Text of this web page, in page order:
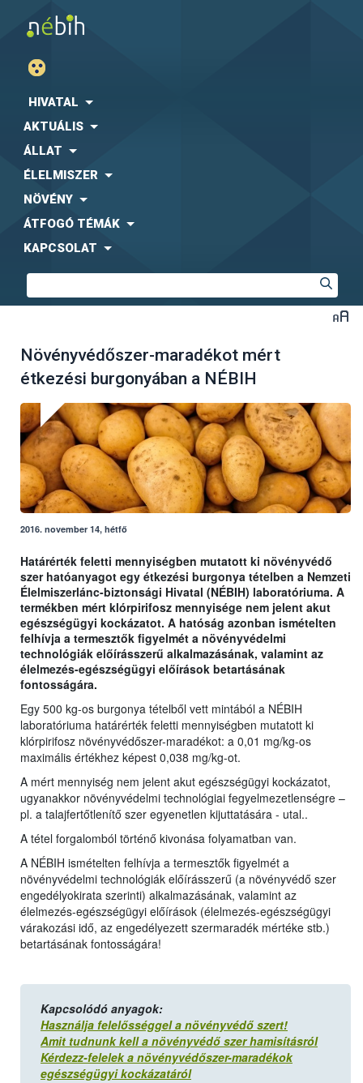
HIVATAL
AKTUÁLIS
ÁLLAT
ÉLELMISZER
NÖVÉNY
ÁTFOGÓ TÉMÁK
KAPCSOLAT
Növényvédőszer-maradékot mért
étkezési burgonyában a NÉBIH
2016. november 14, hétfő
Határérték feletti mennyiségben mutatott ki növényvédő
szer hatóanyagot egy étkezési burgonya tételben a Nemzeti
Élelmiszerlánc-biztonsági Hivatal (NÉBIH) laboratóriuma. A
termékben mért klórpirifosz mennyisége nem jelent akut
egészségügyi kockázatot. A hatóság azonban ismételten
felhívja a termesztők figyelmét a növényvédelmi
technológiák előírásszerű alkalmazásának, valamint az
élelmezés-egészségügyi előírások betartásának
fontosságára.
Egy 500 kg-os burgonya tételből vett mintából a NÉBIH
laboratóriuma határérték feletti mennyiségben mutatott ki
klórpirifosz növényvédőszer-maradékot: a 0,01 mg/kg-os
maximális értékhez képest 0,038 mg/kg-ot.
A mért mennyiség nem jelent akut egészségügyi kockázatot,
ugyanakkor növényvédelmi technológiai fegyelmezetlenségre –
pl. a talajfertőtlenítő szer egyenetlen kijuttatására - utal..
A tétel forgalomból történő kivonása folyamatban van.
A NÉBIH ismételten felhívja a termesztők figyelmét a
növényvédelmi technológiák előírásszerű (a növényvédő szer
engedélyokirata szerinti) alkalmazásának, valamint az
élelmezés-egészségügyi előírások (élelmezés-egészségügyi
várakozási idő, az engedélyezett szermaradék mértéke stb.)
betartásának fontosságára!
Kapcsolódó anyagok:
Használja felelősséggel a növényvédő szert!
Amit tudnunk kell a növényvédő szer hamisításról
Kérdezz-felelek a növényvédőszer-maradékok
egészségügyi kockázatáról